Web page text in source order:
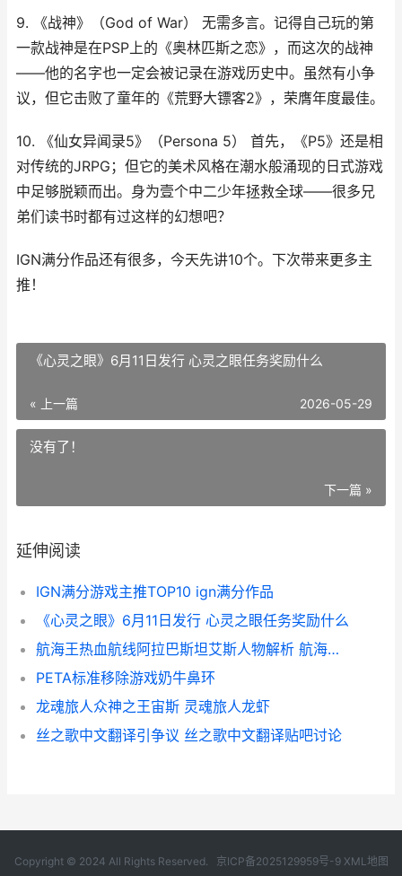
9. 《战神》（God of War） 无需多言。记得自己玩的第
一款战神是在PSP上的《奥林匹斯之恋》，而这次的战神
——他的名字也一定会被记录在游戏历史中。虽然有小争
议，但它击败了童年的《荒野大镖客2》，荣膺年度最佳。
10. 《仙女异闻录5》（Persona 5） 首先，《P5》还是相
对传统的JRPG；但它的美术风格在潮水般涌现的日式游戏
中足够脱颖而出。身为壹个中二少年拯救全球——很多兄
弟们读书时都有过这样的幻想吧？
IGN满分作品还有很多，今天先讲10个。下次带来更多主
推！
《心灵之眼》6月11日发行 心灵之眼任务奖励什么
« 上一篇 2026-05-29
没有了！
下一篇 »
延伸阅读
IGN满分游戏主推TOP10 ign满分作品
《心灵之眼》6月11日发行 心灵之眼任务奖励什么
航海王热血航线阿拉巴斯坦艾斯人物解析 航海王热血航线是哪个公司的
PETA标准移除游戏奶牛鼻环
龙魂旅人众神之王宙斯 灵魂旅人龙虾
丝之歌中文翻译引争议 丝之歌中文翻译贴吧讨论
Copyright © 2024 All Rights Reserved. 京ICP备2025129959号-9 XML地图